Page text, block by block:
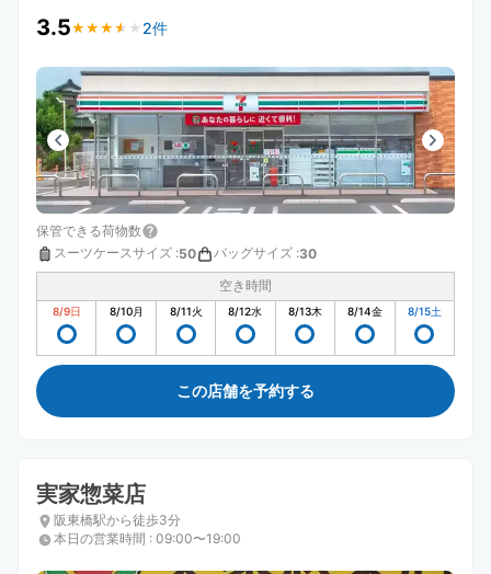
3.5★ ★ ★ ★ ★
★ ★ ★ ★ ★ 2件
保管できる荷物数
スーツケースサイズ :50 バッグサイズ :30
空き時間
8/9日 8/10月 8/11火 8/12水 8/13木 8/14金 8/15土
この店舗を予約する
実家惣菜店
阪東橋駅から徒歩3分
本日の営業時間 : 09:00〜19:00